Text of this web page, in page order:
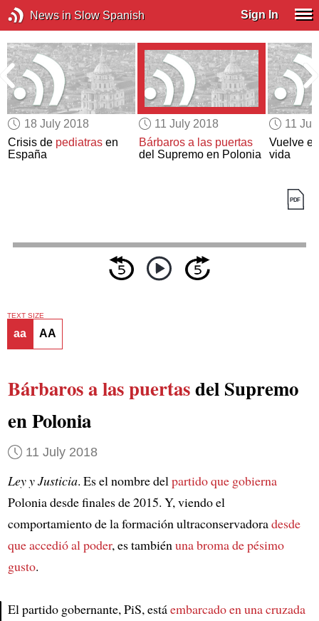
News in Slow Spanish Sign In
18 July 2018
Crisis de pediatras en
España
11 July 2018
Bárbaros a las puertas
del Supremo en Polonia
11
Vuelve el
vida
TEXT SIZE
aa AA
Bárbaros a las puertasdel Supremo
en Polonia
11 July 2018
Ley y Justicia. Es el nombre delpartido que gobierna
Polonia desde finales de 2015. Y, viendo el
comportamiento de la formación ultraconservadoradesde
que accedió al poder, es tambiénuna broma de pésimo
gusto.
El partido gobernante, PiS, estáembarcado en una cruzada